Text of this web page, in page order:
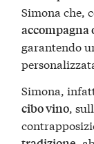
Simona che,
accompagna
garantendo
Simona,
cibo vino,